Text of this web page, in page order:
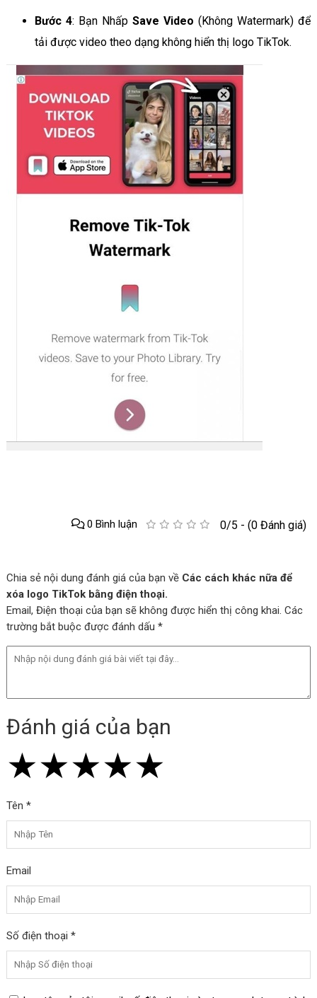
Bước 4: Bạn Nhấp Save Video (Không Watermark) để
tải được video theo dạng không hiển thị logo TikTok.
0/5 - (0 Đánh giá)
0 Bình luận
Chia sẻ nội dung đánh giá của bạn về Các cách khác nữa để
xóa logo TikTok bằng điện thoại.
Email, Điện thoại của bạn sẽ không được hiển thị công khai. Các
trường bắt buộc được đánh dấu *
Đánh giá của bạn
★
★★
★★★
★★★★
★★★★★
Tên *
Email
Số điện thoại *